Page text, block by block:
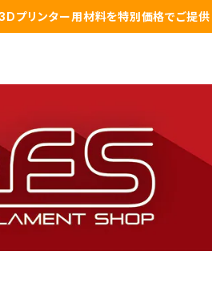
プリンター用材料を特別価格でご提供